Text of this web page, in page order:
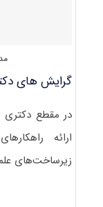
گرایش های
در مقطع دکتری
ارائه
زیرساخت‌های